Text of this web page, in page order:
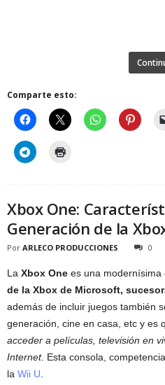
Comparte esto:
Xbox One:
Generación de la
Por ARLECO PRODUCCIONES 0
La Xbox One es una modernísima
de la Xbox de Microsoft,
además de incluir juegos también
generación, cine en casa, etc y es
acceder a películas, televisión en
Internet. Esta consola,
la Wii U